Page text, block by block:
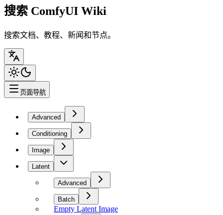
搜索 ComfyUI Wiki
搜索文档、教程、新闻和节点。
页面导航
Advanced
Conditioning
Image
Latent
Advanced
Batch
Empty Latent Image